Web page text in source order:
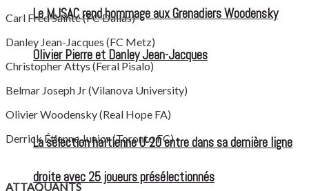
Le MJSAC rend hommage aux Grenadiers Woodensky
Olivier Pierre et Danley Jean-Jacques
La sélection haïtienne U-20 entre dans sa dernière ligne
droite avec 25 joueurs présélectionnés
Carl Fred Sainté (FC Dallas)
Danley Jean-Jacques (FC Metz)
Christopher Attys (Feral Pisalo)
Belmar Joseph Jr (Vilanova University)
Olivier Woodensky (Real Hope FA)
Derrick Étienne Junior (Toronto FC)
ATTAQUANTS